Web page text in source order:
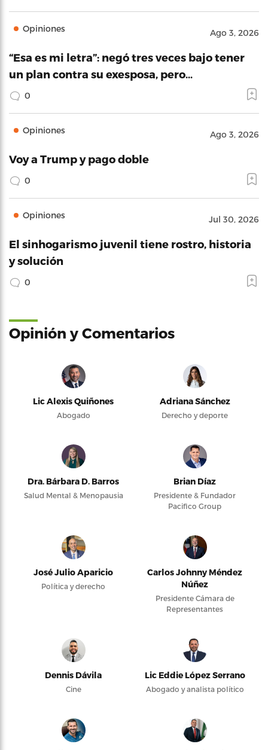
Opiniones Ago 3, 2026
“Esa es mi letra”: negó tres veces bajo tener
un plan contra su exesposa, pero…
0
Opiniones Ago 3, 2026
Voy a Trump y pago doble
0
Opiniones Jul 30, 2026
El sinhogarismo juvenil tiene rostro, historia
y solución
0
Opinión y Comentarios
Lic Alexis Quiñones
Abogado
Adriana Sánchez
Derecho y deporte
Dra. Bárbara D. Barros
Salud Mental & Menopausia
Brian Díaz
Presidente & Fundador
Pacifico Group
José Julio Aparicio
Política y derecho
Carlos Johnny Méndez
Núñez
Presidente Cámara de
Representantes
Dennis Dávila
Cine
Lic Eddie López Serrano
Abogado y analista político